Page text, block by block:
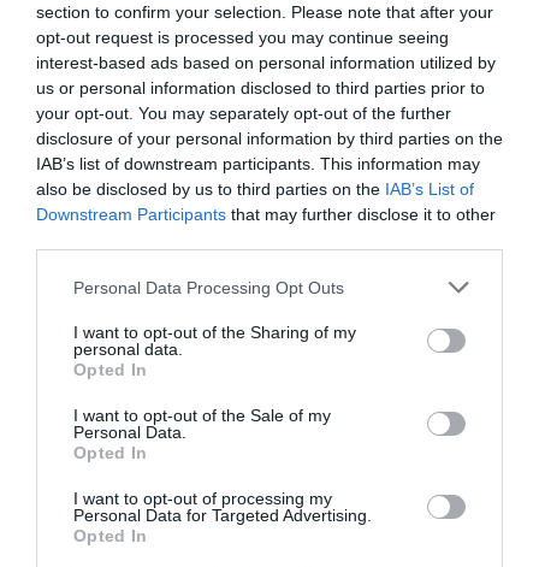
section to confirm your selection. Please note that after your
opt-out request is processed you may continue seeing
interest-based ads based on personal information utilized by
us or personal information disclosed to third parties prior to
your opt-out. You may separately opt-out of the further
disclosure of your personal information by third parties on the
IAB’s list of downstream participants. This information may
also be disclosed by us to third parties on the IAB’s List of
Downstream Participants that may further disclose it to other
Personal Data Processing Opt Outs
I want to opt-out of the Sharing of my
personal data.
Opted In
I want to opt-out of the Sale of my
Personal Data.
Opted In
I want to opt-out of processing my
Personal Data for Targeted Advertising.
Opted In
dont le travail de compilation et de vérification des
résultats est évidemment plus long, annonce pour
l’instant des résultats portant sur un peu plus de 40%
des circonscriptions. Et là, c’est l’opposant Nana
Akufo Addo qui est en tête. Mais bien sûr, le
dépouillement n’est pas terminé.
Du coup, pour John Dramani Mahama, pas question de
crier victoire. Il l’a dit en recevant la visite de Olusegun
Obasanjo, l’ex-président nigérian qui dirige la mission
d’observation de la CEDEAO (Communauté
allons tous attendre pacifiquement le verdict de la
Le président du NPP affirme que les deux partis et